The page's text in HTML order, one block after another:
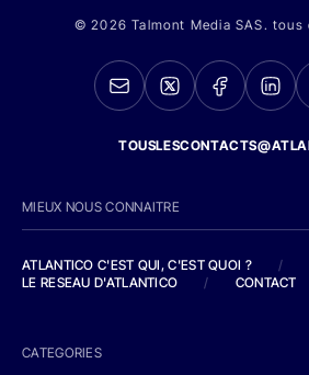
© 2026 Talmont Media SAS. tous
MIEUX NOUS CONNAITRE
ATLANTICO C'EST QUI, C'EST QUOI ?
/
LE RESEAU D'ATLANTICO
/ CONTACT
CATEGORIES